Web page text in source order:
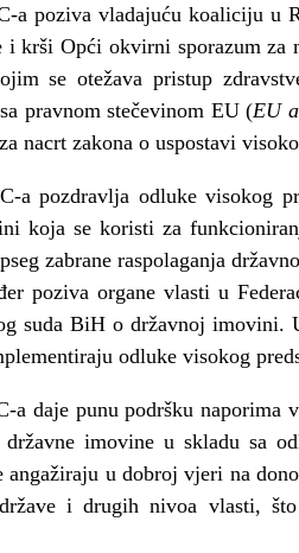
a poziva vladajuću koaliciju u
i krši Opći okvirni sporazum
se otežava pristup
pravnom stečevinom EU (EU
nacrt zakona o uspostavi
a pozdravlja odluke visokog
koja se koristi za
zabrane raspolaganja
poziva organe vlasti u
suda BiH o državnoj
odluke visokog
a daje punu podršku naporima
državne imovine u skladu sa
angažiraju u dobroj vjeri na
i drugih nivoa vlasti,